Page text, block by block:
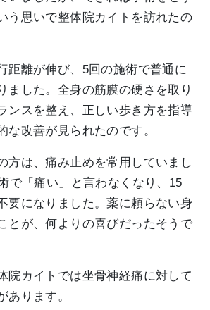
う思いで整体院カイトを訪れたの
距離が伸び、5回の施術で普通に
ました。全身の筋膜の硬さを取り
ンスを整え、正しい歩き方を指導
な改善が見られたのです。
方は、痛み止めを常用していまし
で「痛い」と言わなくなり、15
要になりました。薬に頼らない身
とが、何よりの喜びだったそうで
院カイトでは坐骨神経痛に対して
あります。